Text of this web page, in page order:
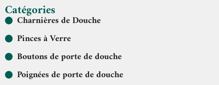
Catégories
Charnières de Douche
Pinces à Verre
Boutons de porte de douche
Poignées de porte de douche